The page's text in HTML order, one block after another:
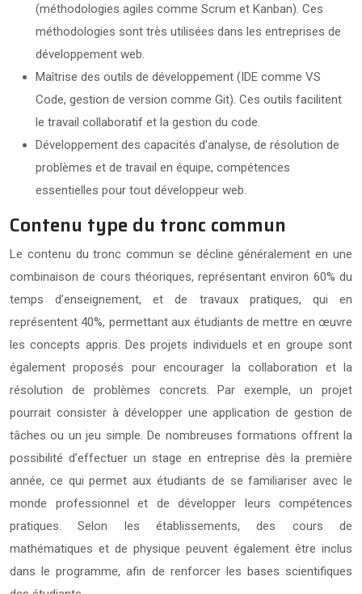
(méthodologies agiles comme Scrum et Kanban). Ces
méthodologies sont très utilisées dans les entreprises de
développement web.
Maîtrise des outils de développement (IDE comme VS
Code, gestion de version comme Git). Ces outils facilitent
le travail collaboratif et la gestion du code.
Développement des capacités d’analyse, de résolution de
problèmes et de travail en équipe, compétences
essentielles pour tout développeur web.
Contenu type du tronc commun
Le contenu du tronc commun se décline généralement en une
combinaison de cours théoriques, représentant environ 60% du
temps d’enseignement, et de travaux pratiques, qui en
représentent 40%, permettant aux étudiants de mettre en œuvre
les concepts appris. Des projets individuels et en groupe sont
également proposés pour encourager la collaboration et la
résolution de problèmes concrets. Par exemple, un projet
pourrait consister à développer une application de gestion de
tâches ou un jeu simple. De nombreuses formations offrent la
possibilité d’effectuer un stage en entreprise dès la première
année, ce qui permet aux étudiants de se familiariser avec le
monde professionnel et de développer leurs compétences
pratiques. Selon les établissements, des cours de
mathématiques et de physique peuvent également être inclus
dans le programme, afin de renforcer les bases scientifiques